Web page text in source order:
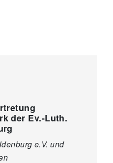
der Ev.-Luth.
e.V. und